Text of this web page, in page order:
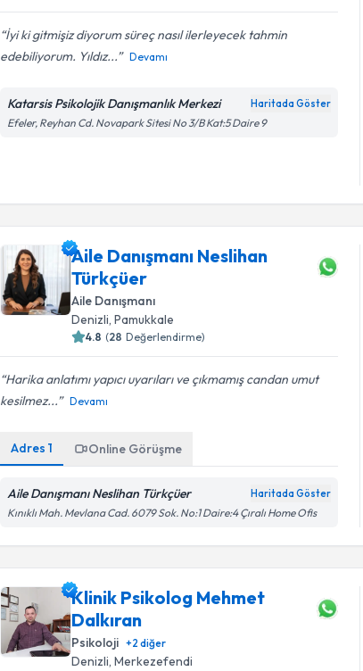
İyi ki gitmişiz diyorum süreç nasıl ilerleyecek tahmin
edebiliyorum. Yıldız...
Devamı
Katarsis Psikolojik Danışmanlık Merkezi Haritada Göster
Efeler, Reyhan Cd. Novapark Sitesi No 3/B Kat:5 Daire 9
Aile Danışmanı Neslihan
Türkçüer
Aile Danışmanı
Denizli, Pamukkale
4.8 (28 Değerlendirme)
Harika anlatımı yapıcı uyarıları ve çıkmamış candan umut
kesilmez...
Devamı
Adres1 Online Görüşme
Aile Danışmanı Neslihan Türkçüer Haritada Göster
Kınıklı Mah. Mevlana Cad. 6079 Sok. No:1 Daire:4 Çıralı Home Ofis
Klinik Psikolog Mehmet
Dalkıran
Psikoloji +2 diğer
Denizli, Merkezefendi